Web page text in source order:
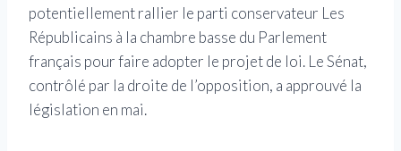
potentiellement rallier le parti conservateur Les
Républicains à la chambre basse du Parlement
français pour faire adopter le projet de loi. Le Sénat,
contrôlé par la droite de l’opposition, a approuvé la
législation en mai.